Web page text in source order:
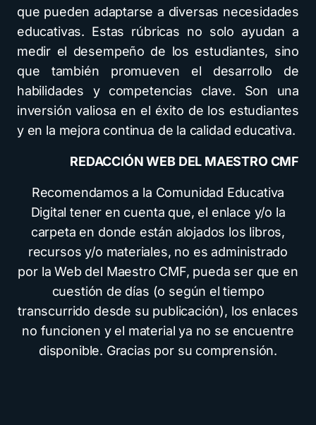
que pueden adaptarse a diversas necesidades
educativas. Estas rúbricas no solo ayudan a
medir el desempeño de los estudiantes, sino
que también promueven el desarrollo de
habilidades y competencias clave. Son una
inversión valiosa en el éxito de los estudiantes
y en la mejora continua de la calidad educativa.
REDACCIÓN WEB DEL MAESTRO CMF
Recomendamos a la Comunidad Educativa
Digital tener en cuenta que, el enlace y/o la
carpeta en donde están alojados los libros,
recursos y/o materiales, no es administrado
por la Web del Maestro CMF, pueda ser que en
cuestión de días (o según el tiempo
transcurrido desde su publicación), los enlaces
no funcionen y el material ya no se encuentre
disponible. Gracias por su comprensión.